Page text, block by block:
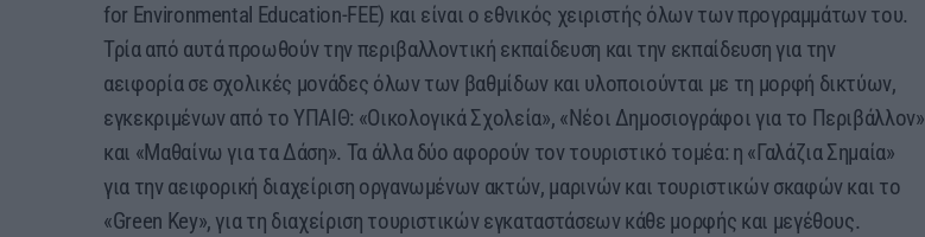
for Environmental Education-FEE) και είναι ο εθνικός χειριστής όλων των προγραμμάτων του.
Τρία από αυτά προωθούν την περιβαλλοντική εκπαίδευση και την εκπαίδευση για την
αειφορία σε σχολικές μονάδες όλων των βαθμίδων και υλοποιούνται με τη μορφή δικτύων,
εγκεκριμένων από το ΥΠΑΙΘ: «Οικολογικά Σχολεία», «Νέοι Δημοσιογράφοι για το Περιβάλλον»
και «Μαθαίνω για τα Δάση». Τα άλλα δύο αφορούν τον τουριστικό τομέα: η «Γαλάζια Σημαία»
για την αειφορική διαχείριση οργανωμένων ακτών, μαρινών και τουριστικών σκαφών και το
«Green Key», για τη διαχείριση τουριστικών εγκαταστάσεων κάθε μορφής και μεγέθους.